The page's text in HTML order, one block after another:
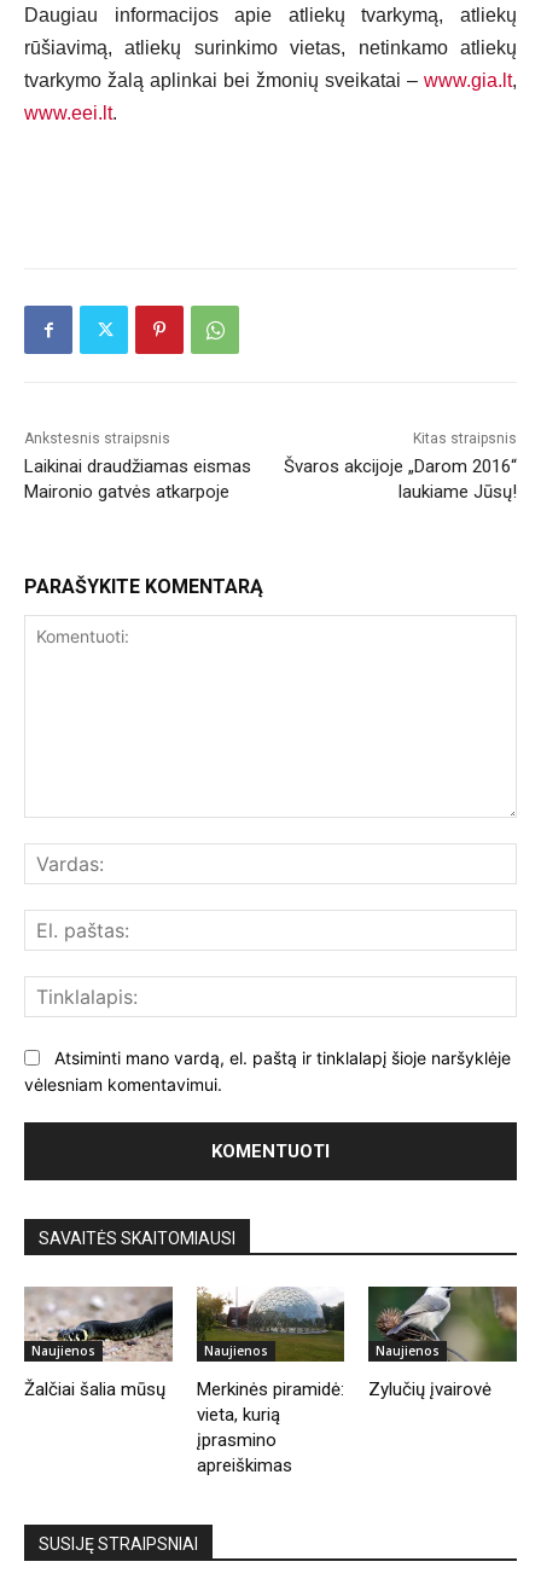
Daugiau informacijos apie atliekų tvarkymą, atliekų
rūšiavimą, atliekų surinkimo vietas, netinkamo atliekų
tvarkymo žalą aplinkai bei žmonių sveikatai – www.gia.lt,
www.eei.lt.
Ankstesnis straipsnis
Laikinai draudžiamas eismas
Maironio gatvės atkarpoje
Kitas straipsnis
Švaros akcijoje „Darom 2016“
laukiame Jūsų!
PARAŠYKITE KOMENTARĄ
Atsiminti mano vardą, el. paštą ir tinklalapį šioje naršyklėje
vėlesniam komentavimui.
SAVAITĖS SKAITOMIAUSI
Naujienos
Žalčiai šalia mūsų
Naujienos
Merkinės piramidė:
vieta, kurią
įprasmino
apreiškimas
Naujienos
Zylučių įvairovė
SUSIJĘ STRAIPSNIAI